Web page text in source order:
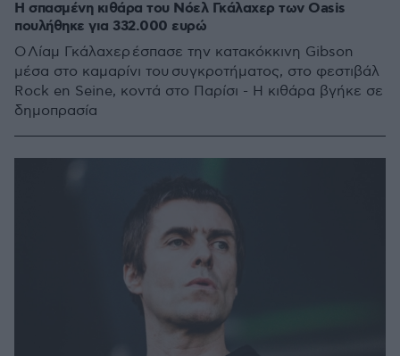
Η σπασμένη κιθάρα του Νόελ Γκάλαχερ των Oasis
πουλήθηκε για 332.000 ευρώ
O Λίαμ Γκάλαχερ έσπασε την κατακόκκινη Gibson
μέσα στο καμαρίνι του συγκροτήματος, στο φεστιβάλ
Rock en Seine, κοντά στο Παρίσι - Η κιθάρα βγήκε σε
δημοπρασία